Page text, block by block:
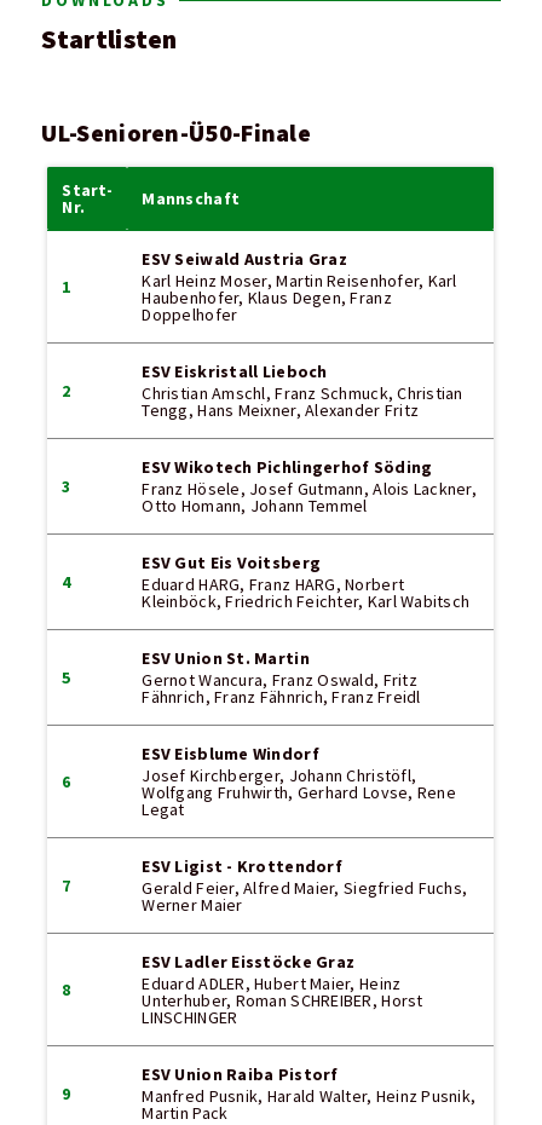
Startlisten
UL-Senioren-Ü50-Finale
Start-
Nr. Mannschaft
1
ESV Seiwald Austria Graz
Karl Heinz Moser, Martin Reisenhofer, Karl
Haubenhofer, Klaus Degen, Franz
Doppelhofer
2
ESV Eiskristall Lieboch
Christian Amschl, Franz Schmuck, Christian
Tengg, Hans Meixner, Alexander Fritz
3
ESV Wikotech Pichlingerhof Söding
Franz Hösele, Josef Gutmann, Alois Lackner,
Otto Homann, Johann Temmel
4
ESV Gut Eis Voitsberg
Eduard HARG, Franz HARG, Norbert
Kleinböck, Friedrich Feichter, Karl Wabitsch
5
ESV Union St. Martin
Gernot Wancura, Franz Oswald, Fritz
Fähnrich, Franz Fähnrich, Franz Freidl
6
ESV Eisblume Windorf
Josef Kirchberger, Johann Christöfl,
Wolfgang Fruhwirth, Gerhard Lovse, Rene
Legat
7
ESV Ligist - Krottendorf
Gerald Feier, Alfred Maier, Siegfried Fuchs,
Werner Maier
8
ESV Ladler Eisstöcke Graz
Eduard ADLER, Hubert Maier, Heinz
Unterhuber, Roman SCHREIBER, Horst
LINSCHINGER
9
ESV Union Raiba Pistorf
Manfred Pusnik, Harald Walter, Heinz Pusnik,
Martin Pack